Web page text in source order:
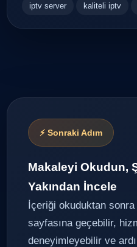
iptv server kaliteli iptv
⚡ Sonraki Adım
Makaleyi Okudun,
Yakından İncele
İçeriği okuduktan
sayfasına geçebilir,
deneyimleyebilir ve